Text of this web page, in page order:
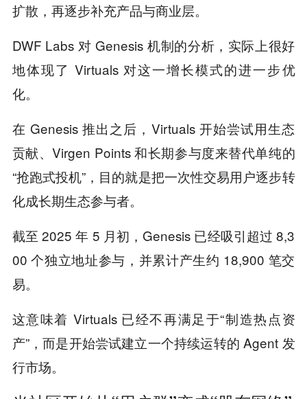
扩散，再逐步补充产品与商业层。
DWF Labs 对 Genesis 机制的分析，实际上很好
地体现了 Virtuals 对这一增长模式的进一步优
化。
在 Genesis 推出之后，Virtuals 开始尝试用生态
贡献、Virgen Points 和长期参与度来替代单纯的
“抢跑式投机”，目的就是把一次性交易用户逐步转
化成长期生态参与者。
截至 2025 年 5 月初，Genesis 已经吸引超过 8,3
00 个独立地址参与，并累计产生约 18,900 笔交
易。
这意味着 Virtuals 已经不再满足于“制造热点资
产”，而是开始尝试建立一个持续运转的 Agent 发
行市场。